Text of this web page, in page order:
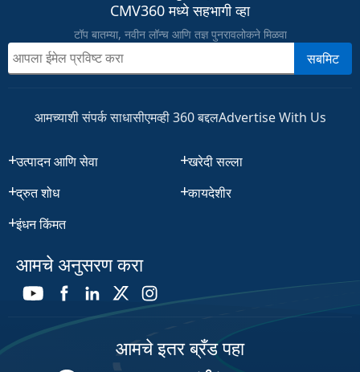
CMV360 मध्ये सहभागी व्हा
टॉप बातम्या, नवीन लॉन्च आणि तज्ञ पुनरावलोकने मिळवा
सबमिट
आमच्याशी संपर्क साधासीएमव्ही 360 बद्दलAdvertise With Us
उत्पादन आणि सेवा
द्रुत शोध
इंधन किंमत
खरेदी सल्ला
कायदेशीर
आमचे अनुसरण करा
आमचे इतर ब्रँड पहा